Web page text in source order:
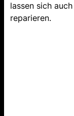
lassen sich
reparieren.